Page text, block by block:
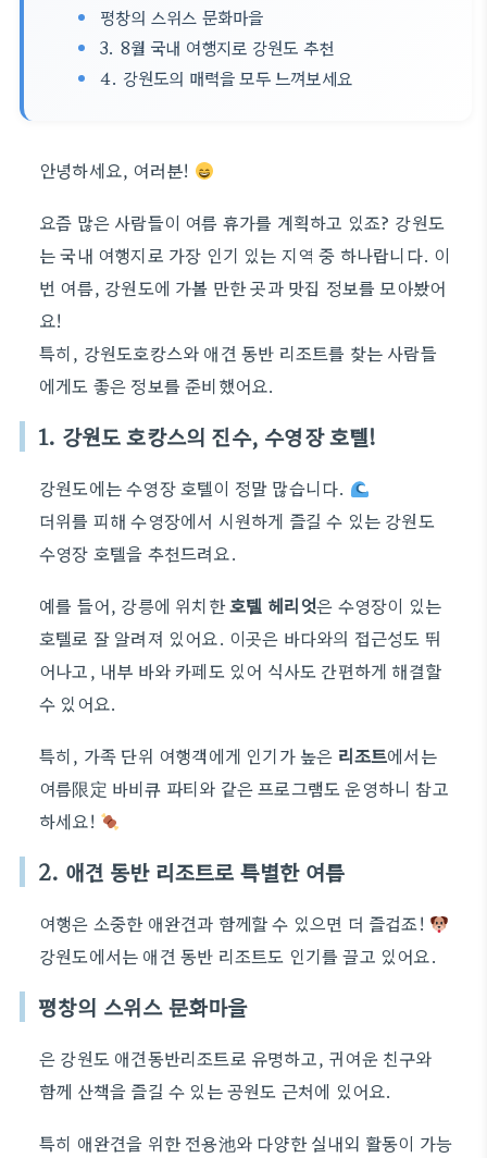
평창의 스위스 문화마을
3. 8월 국내 여행지로 강원도 추천
4. 강원도의 매력을 모두 느껴보세요
안녕하세요, 여러분!
요즘 많은 사람들이 여름 휴가를 계획하고 있죠? 강원도
는 국내 여행지로 가장 인기 있는 지역 중 하나랍니다. 이
번 여름, 강원도에 가볼 만한 곳과 맛집 정보를 모아봤어
요!
특히, 강원도호캉스와 애견 동반 리조트를 찾는 사람들
에게도 좋은 정보를 준비했어요.
1. 강원도 호캉스의 진수, 수영장 호텔!
강원도에는 수영장 호텔이 정말 많습니다.
더위를 피해 수영장에서 시원하게 즐길 수 있는 강원도
수영장 호텔을 추천드려요.
예를 들어, 강릉에 위치한호텔 헤리엇은 수영장이 있는
호텔로 잘 알려져 있어요. 이곳은 바다와의 접근성도 뛰
어나고, 내부 바와 카페도 있어 식사도 간편하게 해결할
수 있어요.
특히, 가족 단위 여행객에게 인기가 높은 리조트에서는
여름限定 바비큐 파티와 같은 프로그램도 운영하니 참고
하세요!
2. 애견 동반 리조트로 특별한 여름
여행은 소중한 애완견과 함께할 수 있으면 더 즐겁죠!
강원도에서는 애견 동반 리조트도 인기를 끌고 있어요.
평창의 스위스 문화마을
은 강원도 애견동반리조트로 유명하고, 귀여운 친구와
함께 산책을 즐길 수 있는 공원도 근처에 있어요.
특히 애완견을 위한 전용池와 다양한 실내외 활동이 가능